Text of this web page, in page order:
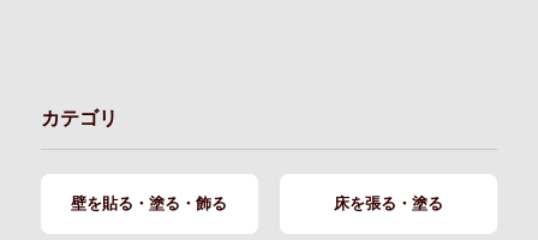
カテゴリ
壁を貼る・塗る・飾る 床を張る・塗る